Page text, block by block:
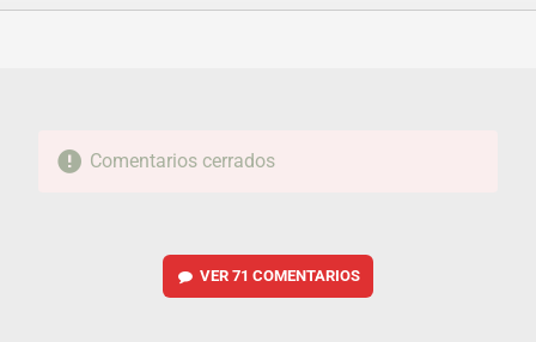
FACEBOOKTWITTERFLIPBOARD
E-
WHATSAPP
Comentarios cerrados
VER 71 COMENTARIOS